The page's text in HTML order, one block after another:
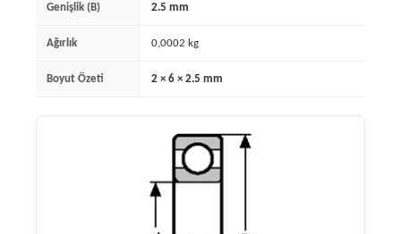
Genişlik (B) 2.5 mm
Ağırlık 0,0002 kg
Boyut Özeti 2 × 6 × 2.5 mm